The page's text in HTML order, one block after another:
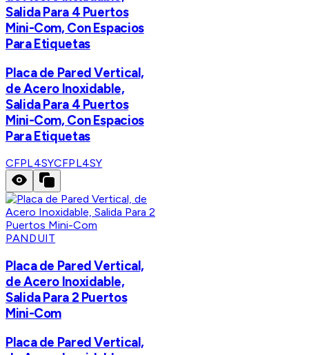
Salida Para 4 Puertos
Mini-Com, Con Espacios
Para Etiquetas
Placa de Pared Vertical,
de Acero Inoxidable,
Salida Para 4 Puertos
Mini-Com, Con Espacios
Para Etiquetas
CFPL4SYCFPL4SY
PANDUIT
Placa de Pared Vertical,
de Acero Inoxidable,
Salida Para 2 Puertos
Mini-Com
Placa de Pared Vertical,